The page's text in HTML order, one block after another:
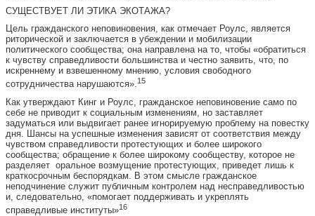
СУЩЕСТВУЕТ ЛИ ЭТИКА ЭКОТАЖА?
Цель гражданского неповиновения, как отмечает Роулс, является
риторической и заключается в убеждении и мобилизации
политического сообщества; она направлена на то, чтобы «обратиться
к чувству справедливости большинства и честно заявить, что, по
искреннему и взвешенному мнению, условия свободного
сотрудничества нарушаются».15
Как утверждают Кинг и Роулс, гражданское неповиновение само по
себе не приводит к социальным изменениям, но заставляет
задуматься или выдвигает ранее игнорируемую проблему на повестку
дня. Шансы на успешные изменения зависят от соответствия между
чувством справедливости протестующих и более широкого
сообщества; обращение к более широкому сообществу, которое не
разделяет оральное возмущение протестующих, приведет лишь к
краткосрочным беспорядкам. В этом смысле гражданское
неподчинение служит публичным контролем над несправедливостью
и, следовательно, «помогает поддерживать и укреплять
справедливые институты»16